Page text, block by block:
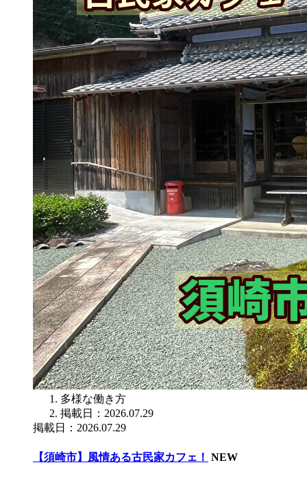
多様な働き方
掲載日：2026.07.29
掲載日：2026.07.29
【須崎市】風情ある古民家カフェ！ NEW